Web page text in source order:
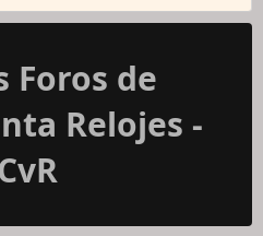
Foros de
Relojes -